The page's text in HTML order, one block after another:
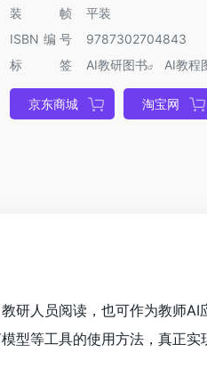
装帧
平装
ISBN编号
9787302704843
标签
AI教研图书 AI教程
京东商城 淘宝网
研人员阅读，也可作为教师
型等工具的使用方法，真正